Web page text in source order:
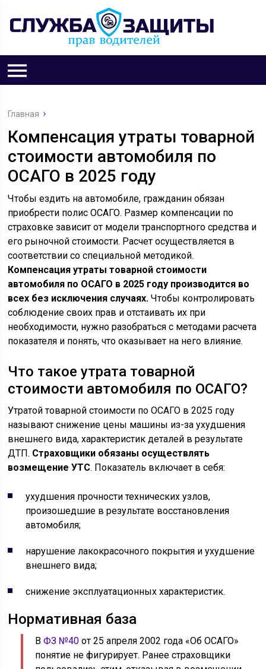
Главная
Компенсация утраты товарной
стоимости автомобиля по
ОСАГО в 2025 году
Чтобы ездить на автомобиле, гражданин обязан
приобрести полис ОСАГО. Размер компенсации по
страховке зависит от модели транспортного средства и
его рыночной стоимости. Расчет осуществляется в
соответствии со специальной методикой.
Компенсация утраты товарной стоимости
автомобиля по ОСАГО в 2025 году производится во
всех без исключения случаях. Чтобы контролировать
соблюдение своих прав и отстаивать их при
необходимости, нужно разобраться с методами расчета
показателя и понять, что оказывает на него влияние.
Что такое утрата товарной
стоимости автомобиля по ОСАГО?
Утратой товарной стоимости по ОСАГО в 2025 году
называют снижение цены машины из-за ухудшения
внешнего вида, характеристик деталей в результате
ДТП. Страховщики обязаны осуществлять
возмещение УТС. Показатель включает в себя:
ухудшения прочности технических узлов,
произошедшие в результате восстановления
автомобиля;
нарушение лакокрасочного покрытия и ухудшение
внешнего вида;
снижение эксплуатационных характеристик.
Нормативная база
ВФЗ №40 от 25 апреля 2002 года «Об ОСАГО»
понятие не фигурирует. Ранее страховщики